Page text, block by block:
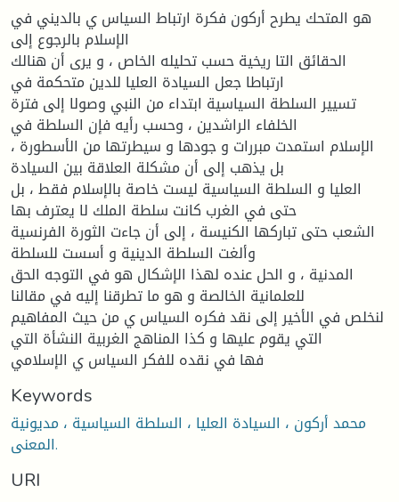
هو المتحك يطرح أركون فكرة ارتباط السياس ي بالديني في
الإسلام بالرجوع إلى
الحقائق التا ريخية حسب تحليله الخاص ، و يرى أن هنالك
ارتباطا جعل السيادة العليا للدين متحكمة في
تسيير السلطة السياسية ابتداء من النبي وصولا إلى فترة
الخلفاء الراشدين ، وحسب رأيه فإن السلطة في
الإسلام استمدت مبررات و جودها و سيطرتها من الأسطورة ،
بل يذهب إلى أن مشكلة العلاقة بين السيادة
العليا و السلطة السياسية ليست خاصة بالإسلام فقط ، بل
حتى في الغرب كانت سلطة الملك لا يعترف بها
الشعب حتى تباركها الكنيسة ، إلى أن جاءت الثورة الفرنسية
وألغت السلطة الدينية و أسست للسلطة
المدنية ، و الحل عنده لهذا الإشكال هو في التوجه الحق
للعلمانية الخالصة و هو ما تطرقنا إليه في مقالنا
لنخلص في الأخير إلى نقد فكره السياس ي من حيث المفاهيم
التي يقوم عليها و كذا المناهج الغربية النشأة التي
فها في نقده للفكر السياس ي الإسلامي
Keywords
محمد أركون ، السيادة العليا ، السلطة السياسية ، مديونية
المعنى.
URI